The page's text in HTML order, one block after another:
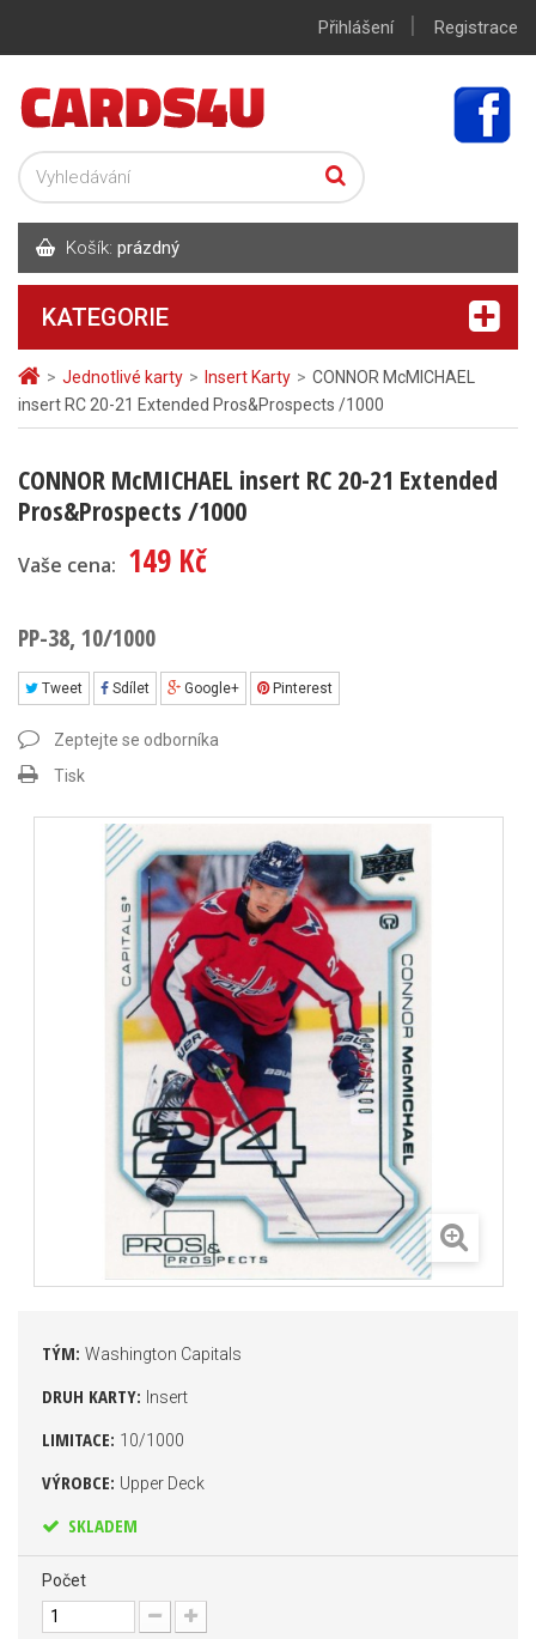
> Jednotlivé karty > Insert Karty > CONNOR McMICHAEL
insert RC 20-21 Extended Pros&Prospects /1000
CONNOR McMICHAEL insert RC 20-21 Extended
Pros&Prospects /1000
Vaše cena: 149 Kč
PP-38, 10/1000
Tweet Sdílet Google+ Pinterest
Zeptejte se odborníka
Tisk
TÝM: Washington Capitals
DRUH KARTY: Insert
LIMITACE: 10/1000
VÝROBCE: Upper Deck
SKLADEM
Počet
Přihlášení | Registrace
Košík: prázdný
KATEGORIE